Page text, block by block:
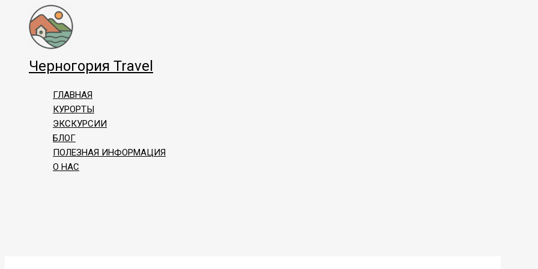
Перейти
содержимому
Черногория Travel
ГЛАВНАЯ
КУРОРТЫ
ЭКСКУРСИИ
БЛОГ
ПОЛЕЗНАЯ ИНФОРМАЦИЯ
О НАС